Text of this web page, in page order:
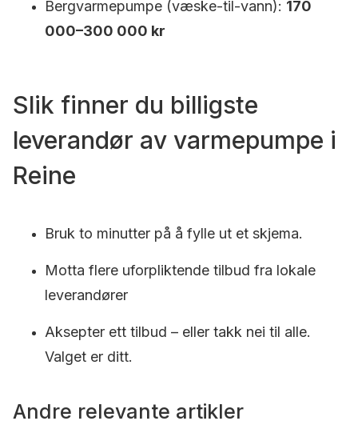
Bergvarmepumpe (væske-til-vann): 170
000–300 000 kr
Slik finner du billigste
leverandør av varmepumpe i
Reine
Bruk to minutter på å fylle ut et skjema.
Motta flere uforpliktende tilbud fra lokale
leverandører
Aksepter ett tilbud – eller takk nei til alle.
Valget er ditt.
Andre relevante artikler